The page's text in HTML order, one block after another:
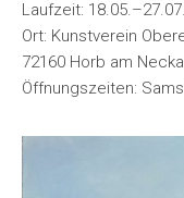
Laufzeit:
Ort: Kunstverein
72160 Horb am
Öffnungszeiten: